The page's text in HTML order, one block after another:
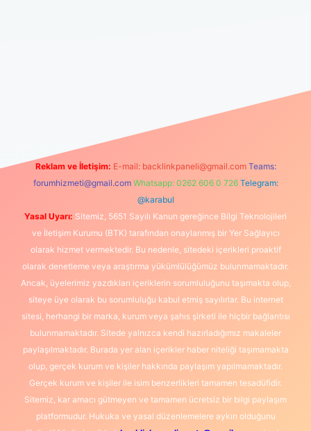
Reklam ve İletişim: E-mail: backlinkpaneli@gmail.com Teams:
forumhizmeti@gmail.com Whatsapp: 0262 606 0 726 Telegram:
@karabul
Yasal Uyarı: Sitemiz, 5651 Sayılı Kanun gereğince Bilgi Teknolojileri
ve İletişim Kurumu (BTK) tarafından onaylanmış bir Yer Sağlayıcı
olarak hizmet vermektedir. Bu nedenle, sitedeki içerikleri proaktif
olarak denetleme veya araştırma yükümlülüğümüz bulunmamaktadır.
Ancak, üyelerimiz yazdıkları içeriklerin sorumluluğunu taşımakta olup,
siteye üye olarak bu sorumluluğu kabul etmiş sayılırlar. Bu internet
sitesi, herhangi bir marka, kurum veya şahıs şirketi ile hiçbir bağlantısı
bulunmamaktadır. Sitede yalnızca kendi hazırladığımız makaleler
paylaşılmaktadır. Burada yer alan içerikler haber niteliği taşımamakta
olup, gerçek kurum ve kişiler hakkında paylaşım yapılmamaktadır.
Gerçek kurum ve kişiler ile isim benzerlikleri tamamen tesadüfidir.
Sitemiz, kar amacı gütmeyen ve tamamen ücretsiz bir bilgi paylaşım
platformudur. Hukuka ve yasal düzenlemelere aykırı olduğunu